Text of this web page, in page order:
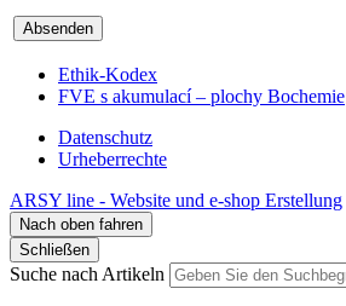
Absenden
Ethik-Kodex
FVE s akumulací – plochy Bochemie
Datenschutz
Urheberrechte
ARSY line - Website und e-shop Erstellung
Nach oben fahren
Schließen
Suche nach Artikeln